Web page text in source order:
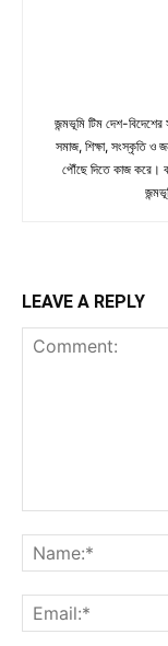
জন্মভূমি টিম দেশ-বিদেশের
সমাজ, শিক্ষা, সংস্কৃতি ও
পৌঁছে দিতে কাজ করে।
LEAVE A REPLY